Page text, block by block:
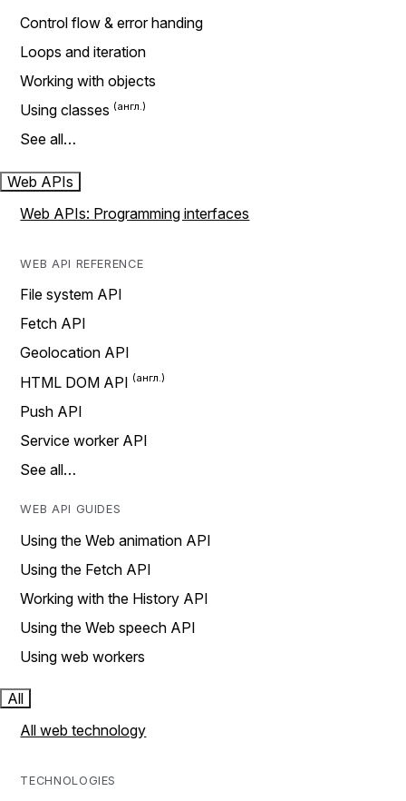
Control flow & error handing
Loops and iteration
Working with objects
Using classes
See all…
Web APIs
Web APIs: Programming interfaces
WEB API REFERENCE
File system API
Fetch API
Geolocation API
HTML DOM API
Push API
Service worker API
See all…
WEB API GUIDES
Using the Web animation API
Using the Fetch API
Working with the History API
Using the Web speech API
Using web workers
All
All web technology
TECHNOLOGIES